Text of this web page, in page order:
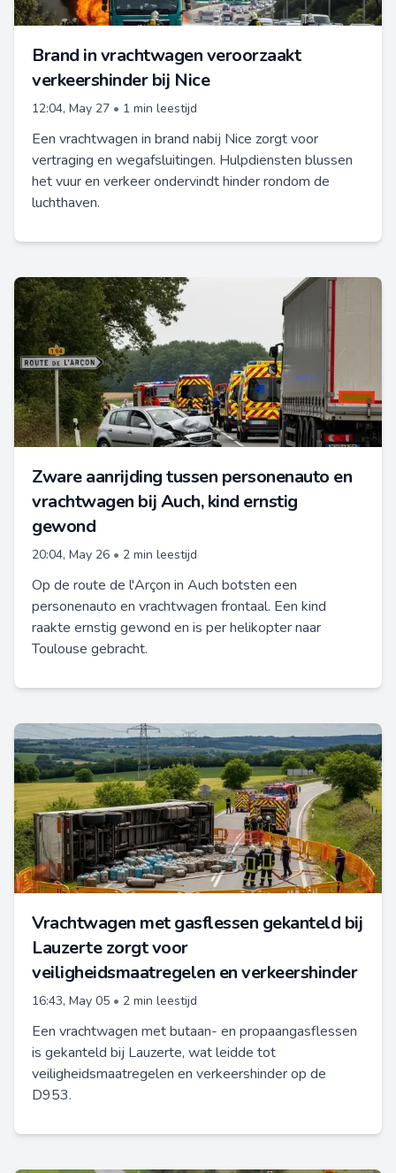
Brand in vrachtwagen veroorzaakt
verkeershinder bij Nice
12:04, May 27 • 1 min leestijd
Een vrachtwagen in brand nabij Nice zorgt voor
vertraging en wegafsluitingen. Hulpdiensten blussen
het vuur en verkeer ondervindt hinder rondom de
luchthaven.
Zware aanrijding tussen personenauto en
vrachtwagen bij Auch, kind ernstig
gewond
20:04, May 26 • 2 min leestijd
Op de route de l'Arçon in Auch botsten een
personenauto en vrachtwagen frontaal. Een kind
raakte ernstig gewond en is per helikopter naar
Toulouse gebracht.
Vrachtwagen met gasflessen gekanteld bij
Lauzerte zorgt voor
veiligheidsmaatregelen en verkeershinder
16:43, May 05 • 2 min leestijd
Een vrachtwagen met butaan- en propaangasflessen
is gekanteld bij Lauzerte, wat leidde tot
veiligheidsmaatregelen en verkeershinder op de
D953.